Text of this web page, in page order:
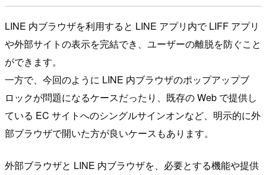
LINE 内ブラウザを利用すると LINE アプリ内で LIFF アプリ
や外部サイトの表示を完結でき、ユーザーの離脱を防ぐこと
ができます。
一方で、今回のように LINE 内ブラウザのポップアップブ
ロックが問題になるケースだったり、既存の Web で提供し
ている EC サイトへのシングルサインオンなど、明示的に外
部ブラウザで開いた方が良いケースもあります。
外部ブラウザと LINE 内ブラウザを、必要とする機能や提供